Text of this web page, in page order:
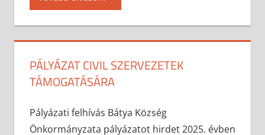
PÁLYÁZAT CIVIL SZERVEZETEK
TÁMOGATÁSÁRA
Pályázati felhívás Bátya Község
Önkormányzata pályázatot hirdet 2025. évben